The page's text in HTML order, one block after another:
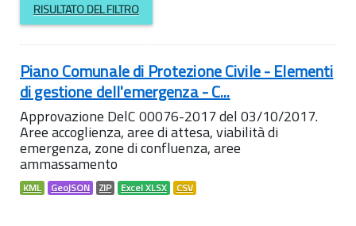
RISULTATO DEL FILTRO
Piano Comunale di Protezione Civile - Elementi
di gestione dell'emergenza - C...
Approvazione DelC 00076-2017 del 03/10/2017.
Aree accoglienza, aree di attesa, viabilità di
emergenza, zone di confluenza, aree
ammassamento
KML GeoJSON ZIP Excel XLSX CSV